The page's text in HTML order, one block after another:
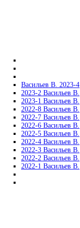
Васильев В. 2023-4
2023-2 Васильев В.
2023-1 Васильев В.
2022-8 Васильев В.
2022-7 Васильев В.
2022-6 Васильев В.
2022-5 Васильев В.
2022-4 Васильев В.
2022-3 Васильев В.
2022-2 Васильев В.
2022-1 Васильев В.